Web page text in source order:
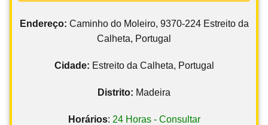
Endereço: Caminho do Moleiro, 9370-224 Estreito da
Calheta, Portugal
Cidade: Estreito da Calheta, Portugal
Distrito: Madeira
Horários: 24 Horas - Consultar